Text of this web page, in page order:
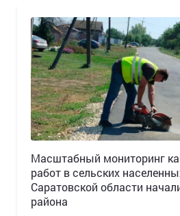
Масштабный мониторинг
работ в сельских
Саратовской области
района